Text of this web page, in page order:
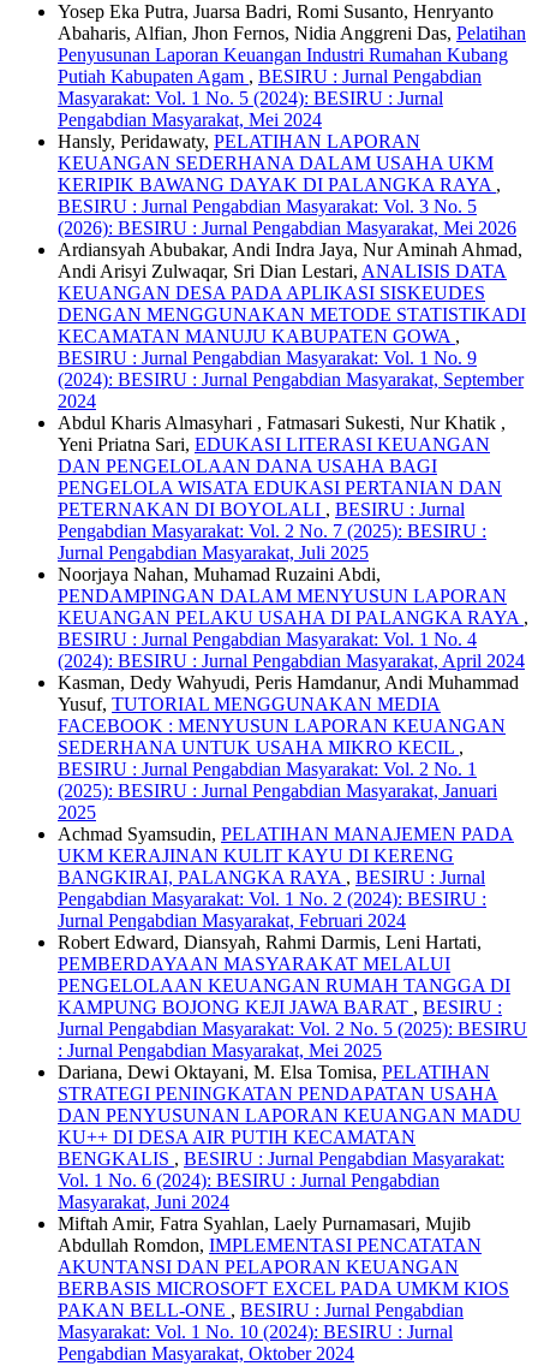
Yosep Eka Putra, Juarsa Badri, Romi Susanto, Henryanto
Abaharis, Alfian, Jhon Fernos, Nidia Anggreni Das, Pelatihan
Penyusunan Laporan Keuangan Industri Rumahan Kubang
Putiah Kabupaten Agam , BESIRU : Jurnal Pengabdian
Masyarakat: Vol. 1 No. 5 (2024): BESIRU : Jurnal
Pengabdian Masyarakat, Mei 2024
Hansly, Peridawaty, PELATIHAN LAPORAN
KEUANGAN SEDERHANA DALAM USAHA UKM
KERIPIK BAWANG DAYAK DI PALANGKA RAYA ,
BESIRU : Jurnal Pengabdian Masyarakat: Vol. 3 No. 5
(2026): BESIRU : Jurnal Pengabdian Masyarakat, Mei 2026
Ardiansyah Abubakar, Andi Indra Jaya, Nur Aminah Ahmad,
Andi Arisyi Zulwaqar, Sri Dian Lestari, ANALISIS DATA
KEUANGAN DESA PADA APLIKASI SISKEUDES
DENGAN MENGGUNAKAN METODE STATISTIKADI
KECAMATAN MANUJU KABUPATEN GOWA ,
BESIRU : Jurnal Pengabdian Masyarakat: Vol. 1 No. 9
(2024): BESIRU : Jurnal Pengabdian Masyarakat, September
2024
Abdul Kharis Almasyhari , Fatmasari Sukesti, Nur Khatik ,
Yeni Priatna Sari, EDUKASI LITERASI KEUANGAN
DAN PENGELOLAAN DANA USAHA BAGI
PENGELOLA WISATA EDUKASI PERTANIAN DAN
PETERNAKAN DI BOYOLALI , BESIRU : Jurnal
Pengabdian Masyarakat: Vol. 2 No. 7 (2025): BESIRU :
Jurnal Pengabdian Masyarakat, Juli 2025
Noorjaya Nahan, Muhamad Ruzaini Abdi,
PENDAMPINGAN DALAM MENYUSUN LAPORAN
KEUANGAN PELAKU USAHA DI PALANGKA RAYA ,
BESIRU : Jurnal Pengabdian Masyarakat: Vol. 1 No. 4
(2024): BESIRU : Jurnal Pengabdian Masyarakat, April 2024
Kasman, Dedy Wahyudi, Peris Hamdanur, Andi Muhammad
Yusuf, TUTORIAL MENGGUNAKAN MEDIA
FACEBOOK : MENYUSUN LAPORAN KEUANGAN
SEDERHANA UNTUK USAHA MIKRO KECIL ,
BESIRU : Jurnal Pengabdian Masyarakat: Vol. 2 No. 1
(2025): BESIRU : Jurnal Pengabdian Masyarakat, Januari
2025
Achmad Syamsudin, PELATIHAN MANAJEMEN PADA
UKM KERAJINAN KULIT KAYU DI KERENG
BANGKIRAI, PALANGKA RAYA , BESIRU : Jurnal
Pengabdian Masyarakat: Vol. 1 No. 2 (2024): BESIRU :
Jurnal Pengabdian Masyarakat, Februari 2024
Robert Edward, Diansyah, Rahmi Darmis, Leni Hartati,
PEMBERDAYAAN MASYARAKAT MELALUI
PENGELOLAAN KEUANGAN RUMAH TANGGA DI
KAMPUNG BOJONG KEJI JAWA BARAT , BESIRU :
Jurnal Pengabdian Masyarakat: Vol. 2 No. 5 (2025): BESIRU
: Jurnal Pengabdian Masyarakat, Mei 2025
Dariana, Dewi Oktayani, M. Elsa Tomisa, PELATIHAN
STRATEGI PENINGKATAN PENDAPATAN USAHA
DAN PENYUSUNAN LAPORAN KEUANGAN MADU
KU++ DI DESA AIR PUTIH KECAMATAN
BENGKALIS , BESIRU : Jurnal Pengabdian Masyarakat:
Vol. 1 No. 6 (2024): BESIRU : Jurnal Pengabdian
Masyarakat, Juni 2024
Miftah Amir, Fatra Syahlan, Laely Purnamasari, Mujib
Abdullah Romdon, IMPLEMENTASI PENCATATAN
AKUNTANSI DAN PELAPORAN KEUANGAN
BERBASIS MICROSOFT EXCEL PADA UMKM KIOS
PAKAN BELL-ONE , BESIRU : Jurnal Pengabdian
Masyarakat: Vol. 1 No. 10 (2024): BESIRU : Jurnal
Pengabdian Masyarakat, Oktober 2024